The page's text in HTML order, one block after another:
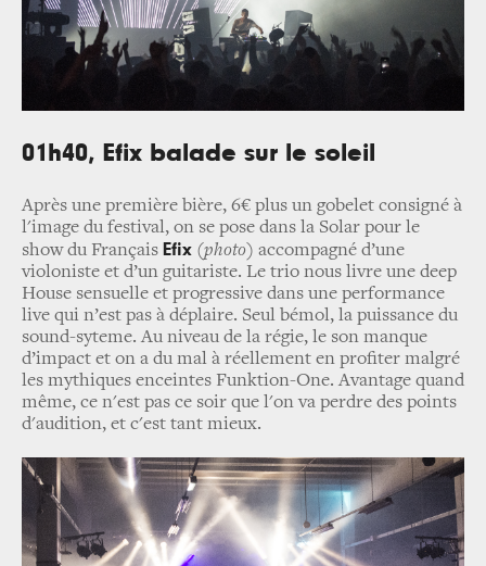
01h40, Efix balade sur le soleil
Après une première bière, 6€ plus un gobelet consigné à
l'image du festival, on se pose dans la Solar pour le
show du Français Efix (photo) accompagné d’une
violoniste et d’un guitariste. Le trio nous livre une deep
House sensuelle et progressive dans une performance
live qui n’est pas à déplaire. Seul bémol, la puissance du
sound-syteme. Au niveau de la régie, le son manque
d’impact et on a du mal à réellement en profiter malgré
les mythiques enceintes Funktion-One. Avantage quand
même, ce n'est pas ce soir que l'on va perdre des points
d'audition, et c'est tant mieux.